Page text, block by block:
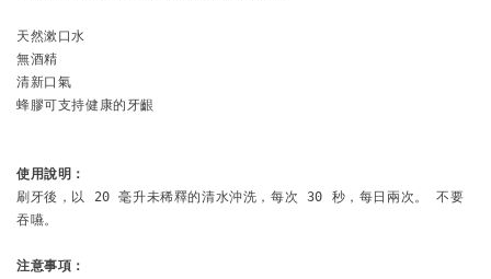
天然漱口水
無酒精
清新口氣
蜂膠可支持健康的牙齦
使用說明：
刷牙後，以 20 毫升未稀釋的清水沖洗，每次 30 秒，每日兩次。 不要
吞嚥。
注意事項：